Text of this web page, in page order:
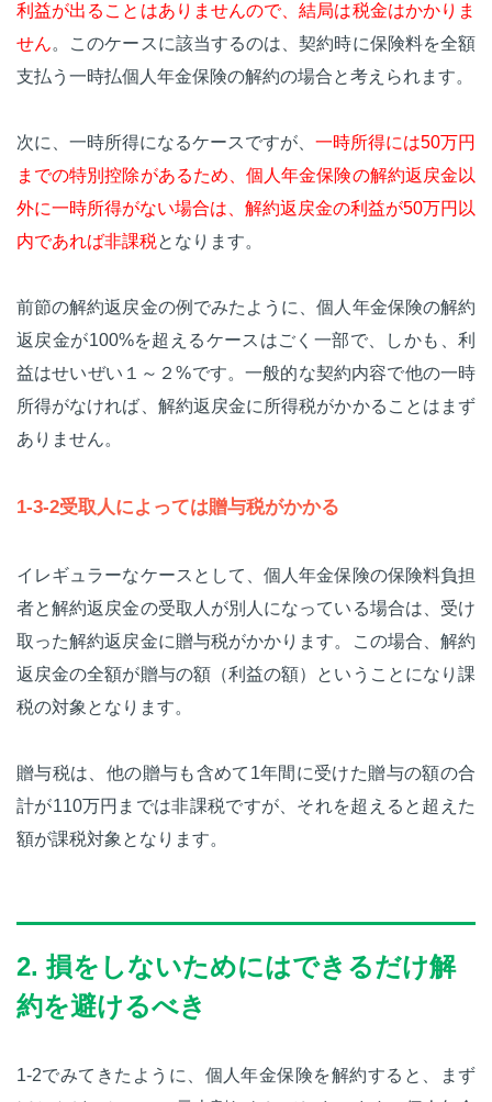
利益が出ることはありませんので、結局は税金はかかりま
せん。このケースに該当するのは、契約時に保険料を全額
支払う一時払個人年金保険の解約の場合と考えられます。
次に、一時所得になるケースですが、 一時所得には50万円
までの特別控除があるため、個人年金保険の解約返戻金以
外に一時所得がない場合は、解約返戻金の利益が50万円以
内であれば非課税となります。
前節の解約返戻金の例でみたように、個人年金保険の解約
返戻金が100%を超えるケースはごく一部で、しかも、利
益はせいぜい１～２%です。一般的な契約内容で他の一時
所得がなければ、解約返戻金に所得税がかかることはまず
ありません。
1-3-2受取人によっては贈与税がかかる
イレギュラーなケースとして、個人年金保険の保険料負担
者と解約返戻金の受取人が別人になっている場合は、受け
取った解約返戻金に贈与税がかかります。この場合、解約
返戻金の全額が贈与の額（利益の額）ということになり課
税の対象となります。
贈与税は、他の贈与も含めて1年間に受けた贈与の額の合
計が110万円までは非課税ですが、それを超えると超えた
額が課税対象となります。
2. 損をしないためにはできるだけ解
約を避けるべき
1-2でみてきたように、個人年金保険を解約すると、まず